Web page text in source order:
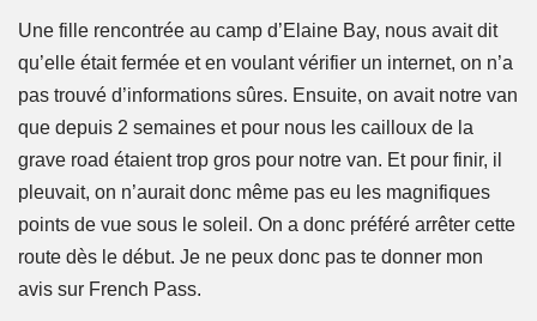
Une fille rencontrée au camp d’Elaine Bay, nous avait dit
qu’elle était fermée et en voulant vérifier un internet, on n’a
pas trouvé d’informations sûres. Ensuite, on avait notre van
que depuis 2 semaines et pour nous les cailloux de la
grave road étaient trop gros pour notre van. Et pour finir, il
pleuvait, on n’aurait donc même pas eu les magnifiques
points de vue sous le soleil. On a donc préféré arrêter cette
route dès le début. Je ne peux donc pas te donner mon
avis sur French Pass.